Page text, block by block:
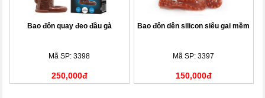
Bao đôn quay đeo đầu gà
Mã SP: 3398
250,000đ
Bao đôn dên silicon siêu gai mềm
Mã SP: 3397
150,000đ